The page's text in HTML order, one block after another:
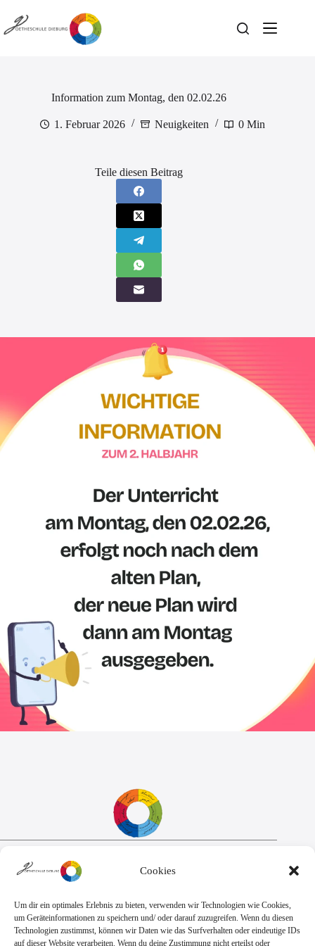
Cookies
Um dir ein optimales Erlebnis zu bieten, verwenden wir Technologien wie Cookies,
um Geräteinformationen zu speichern und/ oder darauf zuzugreifen. Wenn du diesen
Technologien zustimmst, können wir Daten wie das Surfverhalten oder eindeutige IDs
auf dieser Website verarbeiten. Wenn du deine Zustimmung nicht erteilst oder
Inhalt
springen
Information zum Montag, den 02.02.26
1. Februar 2026 Neuigkeiten 0 Min
Teile diesen Beitrag
Sekretariat:
Montag - Donnerstag: 7.45 Uhr bis 14:30 Uhr
E-Mail:
sekretariat@goethe.schule
Telefon
+49 6071 9888 0
Fax
+49 6071 9888 50